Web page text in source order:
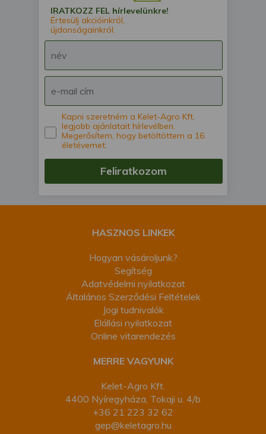
IRATKOZZ FEL hírlevelünkre!
Értesülj akcióinkról,
újdonságainkról.
Kapni szeretném a Kelet-Agro Kft.
legjobb ajánlatait hírlevélben.
Megerősítem, hogy betöltöttem a 16.
életévemet.
Feliratkozom
HASZNOS LINKEK
Hogyan vásároljunk?
Segítség
Adatvédelmi nyilatkozat
Általános Szerződési Feltételek
Jogi tudnivalók
Elállási nyilatkozat
Online vitarendezés
MERRE VAGYUNK
Kelet-Agro Kft.
4400 Nyíregyháza, Tokaji u. 4/b
+36 21 223 32 62
gep@keletagro.hu